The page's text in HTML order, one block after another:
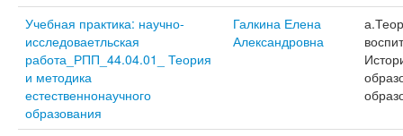
Учебная практика: научно-
исследоваетльская
работа_РПП_44.04.01_ Теория
и методика
естественнонаучного
образования
Галкина Елена
Александровна